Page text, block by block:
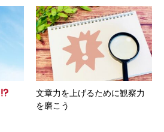
文章力を上げるために観察力
を磨こう